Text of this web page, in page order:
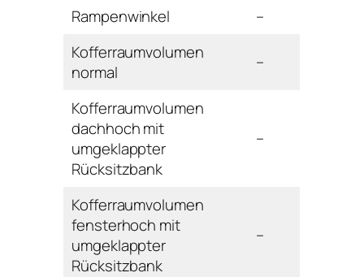
Rampenwinkel
–
Kofferraumvolumen
normal
–
Kofferraumvolumen
dachhoch mit
umgeklappter
Rücksitzbank
–
Kofferraumvolumen
fensterhoch mit
umgeklappter
Rücksitzbank
–